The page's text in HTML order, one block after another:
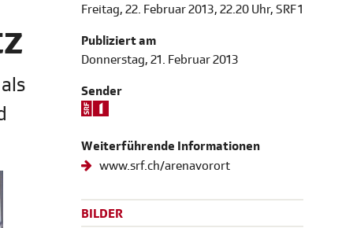
Freitag, 22. Februar 2013, 22.20 Uhr, SRF 1
Publiziert am
Donnerstag, 21. Februar 2013
Sender
Weiterführende Informationen
www.srf.ch/arenavorort
BILDER